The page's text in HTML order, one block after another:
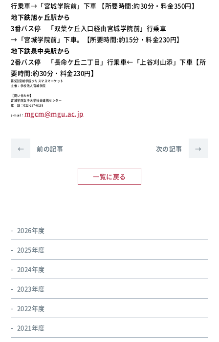
行乗車→「宮城学院前」下車 【所要時間:約30分・料金350円】
地下鉄旭ヶ丘駅から
3番バス停 「双葉ケ丘入口経由宮城学院前」行乗車
→「宮城学院前」下車。【所要時間:約15分・料金230円】
地下鉄泉中央駅から
2番バス停 「長命ケ丘二丁目」行乗車←「上谷刈山添」下車【所
要時間:約30分・料金230円】
第5回宮城学院クリスマスマーケット
主催：学校法人宮城学院
【問い合わせ】
宮城学院女子大学社会連携センター
電 話：022-277-6138
e-mail： mgcm@mgu.ac.jp
← 前の記事
一覧に戻る
次の記事 →
2026年度
2025年度
2024年度
2023年度
2022年度
2021年度